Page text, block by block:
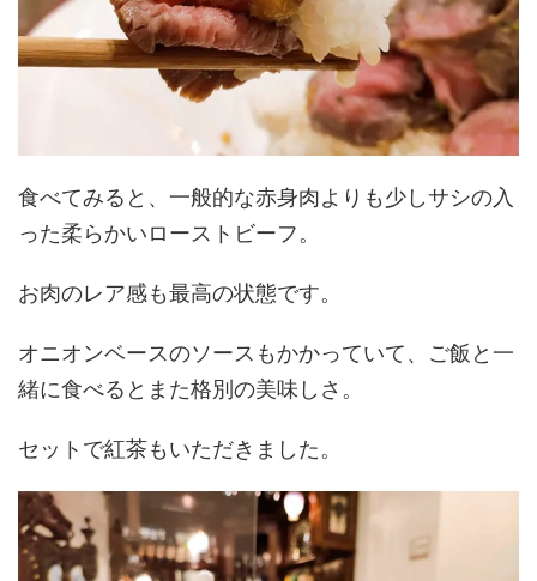
食べてみると、一般的な赤身肉よりも少しサシの入
った柔らかいローストビーフ。
お肉のレア感も最高の状態です。
オニオンベースのソースもかかっていて、ご飯と一
緒に食べるとまた格別の美味しさ。
セットで紅茶もいただきました。